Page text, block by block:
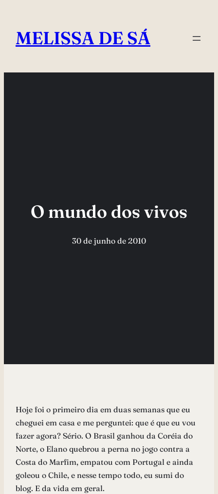
conteúdo
MELISSA DE SÁ
O mundo dos vivos
30 de junho de 2010
Hoje foi o primeiro dia em duas semanas que eu
cheguei em casa e me perguntei: que é que eu vou
fazer agora? Sério. O Brasil ganhou da Coréia do
Norte, o Elano quebrou a perna no jogo contra a
Costa do Marfim, empatou com Portugal e ainda
goleou o Chile, e nesse tempo todo, eu sumi do
blog. E da vida em geral.